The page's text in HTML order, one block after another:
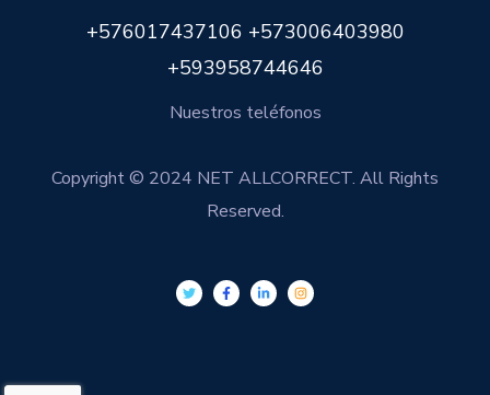
+576017437106 +573006403980
+593958744646
Nuestros teléfonos
Copyright © 2024 NET ALLCORRECT. All Rights
Reserved.